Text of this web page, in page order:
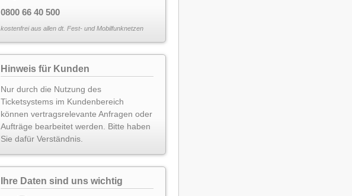
0800 66 40 500
kostenfrei aus allen dt. Fest- und Mobilfunknetzen
Hinweis für Kunden
Nur durch die Nutzung des
Ticketsystems im Kundenbereich
können vertragsrelevante Anfragen oder
Aufträge bearbeitet werden. Bitte haben
Sie dafür Verständnis.
Ihre Daten sind uns wichtig